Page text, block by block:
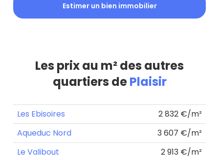
Estimer un bien immobilier
Les prix au m² des autres
quartiers dePlaisir
Les Ebisoires
2 832 €/m²
Aqueduc Nord
3 607 €/m²
Le Valibout
2 913 €/m²